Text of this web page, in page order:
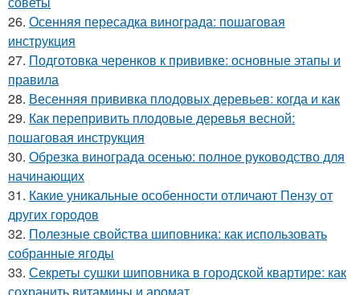
26. Осенняя пересадка винограда: пошаговая
инструкция
27. Подготовка черенков к прививке: основные этапы и
правила
28. Весенняя прививка плодовых деревьев: когда и как
29. Как перепривить плодовые деревья весной:
пошаговая инструкция
30. Обрезка винограда осенью: полное руководство для
начинающих
31. Какие уникальные особенности отличают Пензу от
других городов
32. Полезные свойства шиповника: как использовать
собранные ягоды
33. Секреты сушки шиповника в городской квартире: как
сохранить витамины и аромат